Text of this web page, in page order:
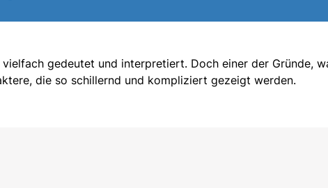
gedeutet und interpretiert. Doch einer der Gründe,
die so schillernd und kompliziert gezeigt werden.